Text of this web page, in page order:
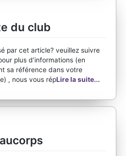
du club
par cet article? veuillez suivre
plus d’informations (en
sa référence dans votre
, nous vous répLire la suite...